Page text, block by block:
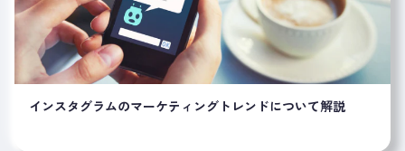
インスタグラムのマーケティングトレンドについて解説